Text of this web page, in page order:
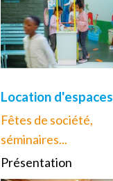
Location d'espaces
Fêtes de société,
séminaires...
Présentation